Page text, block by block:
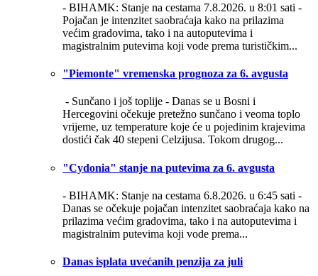
- BIHAMK: Stanje na cestama 7.8.2026. u 8:01 sati -
Pojačan je intenzitet saobraćaja kako na prilazima
većim gradovima, tako i na autoputevima i
magistralnim putevima koji vode prema turističkim...
"Piemonte" vremenska prognoza za 6. avgusta
- Sunčano i još toplije - Danas se u Bosni i
Hercegovini očekuje pretežno sunčano i veoma toplo
vrijeme, uz temperature koje će u pojedinim krajevima
dostići čak 40 stepeni Celzijusa. Tokom drugog...
"Cydonia" stanje na putevima za 6. avgusta
- BIHAMK: Stanje na cestama 6.8.2026. u 6:45 sati -
Danas se očekuje pojačan intenzitet saobraćaja kako na
prilazima većim gradovima, tako i na autoputevima i
magistralnim putevima koji vode prema...
Danas isplata uvećanih penzija za juli